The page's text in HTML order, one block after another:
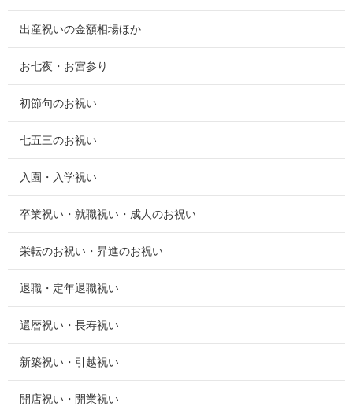
出産祝いの金額相場ほか
お七夜・お宮参り
初節句のお祝い
七五三のお祝い
入園・入学祝い
卒業祝い・就職祝い・成人のお祝い
栄転のお祝い・昇進のお祝い
退職・定年退職祝い
還暦祝い・長寿祝い
新築祝い・引越祝い
開店祝い・開業祝い